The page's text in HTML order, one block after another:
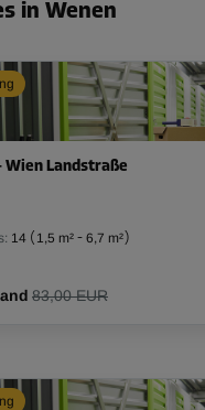
in Wenen
Wien Landstraße
14 ( 1,5 m² - 6,7 m²)
83,00 EUR